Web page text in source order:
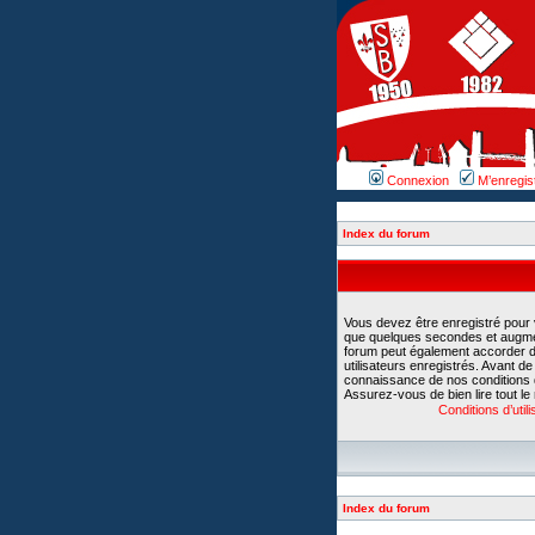
Connexion
Index du forum
Vous devez être enregistré pour
que quelques secondes et
forum peut également accorder
utilisateurs enregistrés. Avant
connaissance de nos conditions
Assurez-vous de bien lire tout le
Conditions
Index du forum